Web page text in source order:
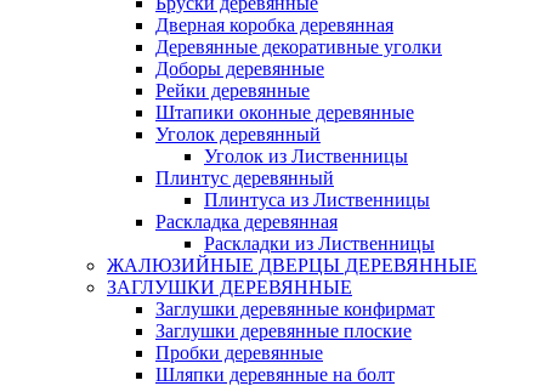
Дверная коробка деревянная
Деревянные декоративные уголки
Доборы деревянные
Рейки деревянные
Штапики оконные деревянные
Уголок деревянный
Уголок из Лиственницы
Плинтус деревянный
Плинтуса из Лиственницы
Раскладка деревянная
Раскладки из Лиственницы
ЖАЛЮЗИЙНЫЕ ДВЕРЦЫ ДЕРЕВЯННЫЕ
ЗАГЛУШКИ ДЕРЕВЯННЫЕ
Заглушки деревянные конфирмат
Заглушки деревянные плоские
Пробки деревянные
Шляпки деревянные на болт